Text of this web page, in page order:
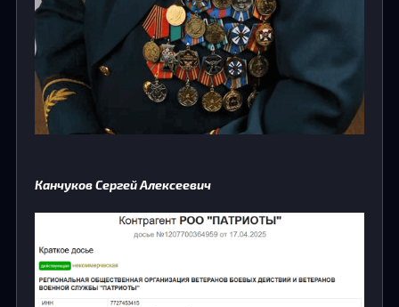
Канчуков Сергей Алексеевич